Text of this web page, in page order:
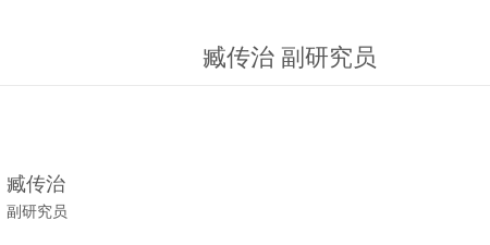
臧传治 副研究员
臧传治
副研究员